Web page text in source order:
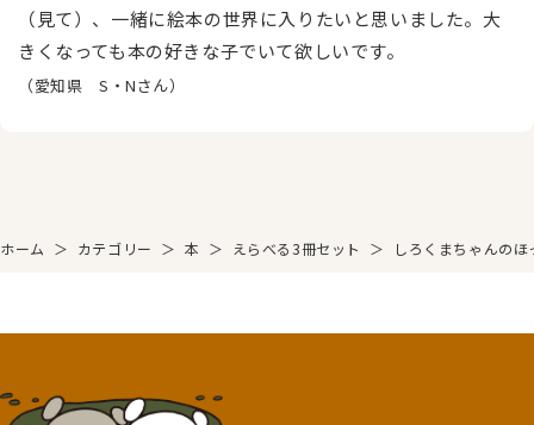
（見て）、一緒に絵本の世界に入りたいと思いました。大
きくなっても本の好きな子でいて欲しいです。
（愛知県 S・Nさん）
ホーム ＞ カテゴリー ＞ 本 ＞ えらべる3冊セット ＞ しろくまちゃんの